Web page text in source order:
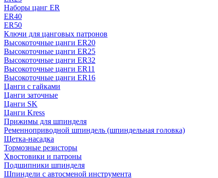
Наборы цанг ER
ER40
ER50
Ключи для цанговых патронов
Высокоточные цанги ER20
Высокоточные цанги ER25
Высокоточные цанги ER32
Высокоточные цанги ER11
Высокоточные цанги ER16
Цанги с гайками
Цанги заточные
Цанги SK
Цанги Kress
Прижимы для шпинделя
Ременноприводной шпиндель (шпиндельная головка)
Щетка-насадка
Тормозные резисторы
Хвостовики и патроны
Подшипники шпинделя
Шпиндели с автосменой инструмента